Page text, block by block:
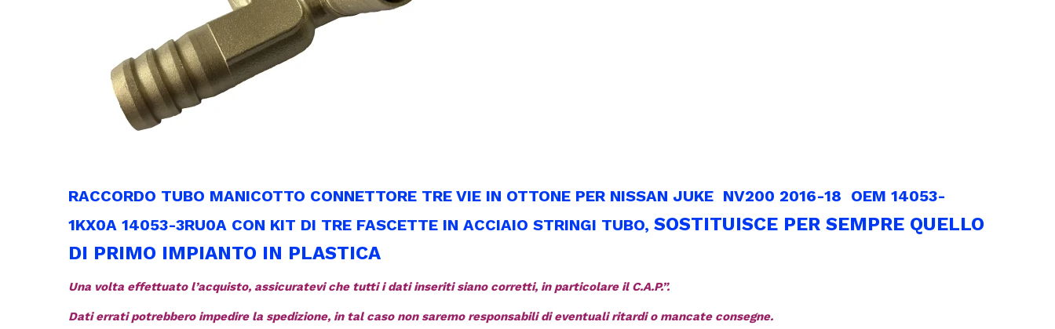
RACCORDO TUBO MANICOTTO CONNETTORE TRE VIE IN OTTONE PER NISSAN JUKE NV200 2016-18 OEM 14053-
1KX0A 14053-3RU0A CON KIT DI TRE FASCETTE IN ACCIAIO STRINGI TUBO, SOSTITUISCE PER SEMPRE QUELLO
DI PRIMO IMPIANTO IN PLASTICA
Una volta effettuato l’acquisto, assicuratevi che tutti i dati inseriti siano corretti, in particolare il C.A.P.”.
Dati errati potrebbero impedire la spedizione, in tal caso non saremo responsabili di eventuali ritardi o mancate consegne.